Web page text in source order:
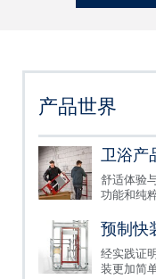
产品世界
卫浴产
舒适体验
功能和纯
预制快
经实践证
装更加简